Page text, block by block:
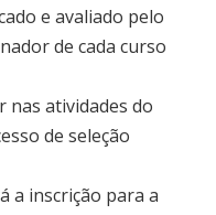
e avaliado pelo
de cada curso
nas atividades do
de seleção
a inscrição para a